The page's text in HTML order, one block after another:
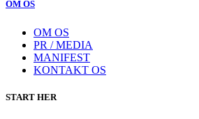
OM OS
OM OS
PR / MEDIA
MANIFEST
KONTAKT OS
START HER